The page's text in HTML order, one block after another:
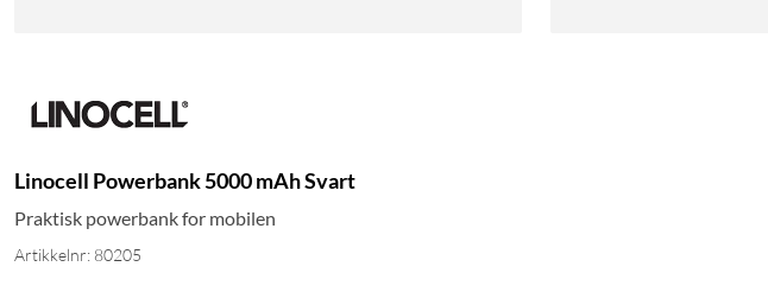
Linocell Powerbank 5000 mAh Svart
Praktisk powerbank for mobilen
Artikkelnr: 80205